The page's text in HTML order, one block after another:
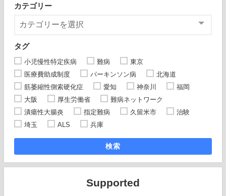
カテゴリー
タグ
小児慢性特定疾病 難病
東京
医療費助成制度
パーキンソン病
北海道
筋萎縮性側索硬化症
愛知 神奈川
福岡
大阪
厚生労働省
難病ネットワーク
潰瘍性大腸炎
指定難病 久留米市
治験
埼玉
ALS 兵庫
検索
Supported